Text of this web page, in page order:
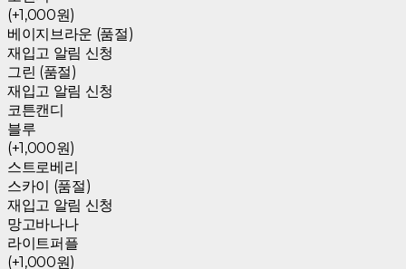
(+1,000원)
베이지브라운 (품절)
재입고 알림 신청
그린 (품절)
재입고 알림 신청
코튼캔디
블루
(+1,000원)
스트로베리
스카이 (품절)
재입고 알림 신청
망고바나나
라이트퍼플
(+1,000원)